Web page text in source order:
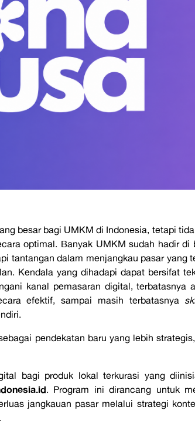
besar bagi UMKM di Indonesia, tetapi
optimal. Banyak UMKM sudah hadir di
tantangan dalam menjangkau pasar yang
Kendala yang dihadapi dapat bersifat
kanal pemasaran digital, terbatasnya
efektif, sampai masih terbatasnya
pendekatan baru yang lebih
bagi produk lokal terkurasi yang
. Program ini dirancang untuk
jangkauan pasar melalui strategi